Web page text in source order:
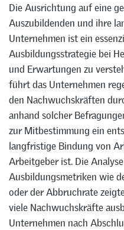
Die Ausrichtung auf eine
Auszubildenden und ihre
Unternehmen ist ein
Ausbildungsstrategie bei
und Erwartungen zu
führt das Unternehmen
den Nachwuchskräften
anhand solcher
zur Mitbestimmung ein
langfristige Bindung von
Arbeitgeber ist. Die
Ausbildungsmetriken wie
oder der Abbruchrate
viele Nachwuchskräfte
Unternehmen nach